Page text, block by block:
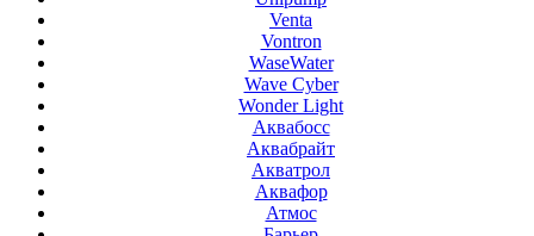
Venta
Vontron
WaseWater
Wave Cyber
Wonder Light
Аквабосс
Аквабрайт
Акватрол
Аквафор
Атмос